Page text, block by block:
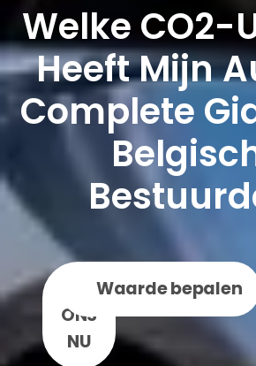
Welke CO2-
Heeft Mijn
Complete
ONS
NU
WhatsApp
Waarde bepalen